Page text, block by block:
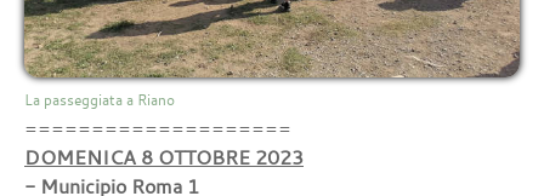
La passeggiata a Riano
====================
DOMENICA 8 OTTOBRE 2023
- Municipio Roma 1